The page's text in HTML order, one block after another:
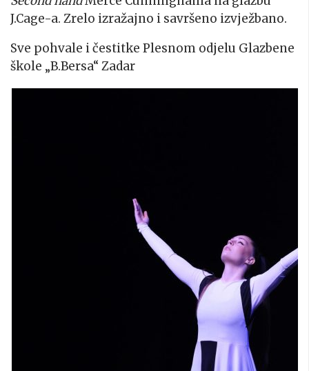
J.Cage-a. Zrelo izražajno i savršeno izvježbano.
Sve pohvale i čestitke Plesnom odjelu Glazbene
škole „B.Bersa“ Zadar